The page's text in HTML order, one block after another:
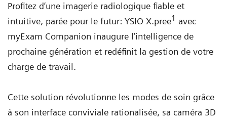
Profitez d’une imagerie radiologique fiable et
intuitive, parée pour le futur: YSIO X.pree1 avec
myExam Companion inaugure l’intelligence de
prochaine génération et redéfinit la gestion de votre
charge de travail.
Cette solution révolutionne les modes de soin grâce
à son interface conviviale rationalisée, sa caméra 3D